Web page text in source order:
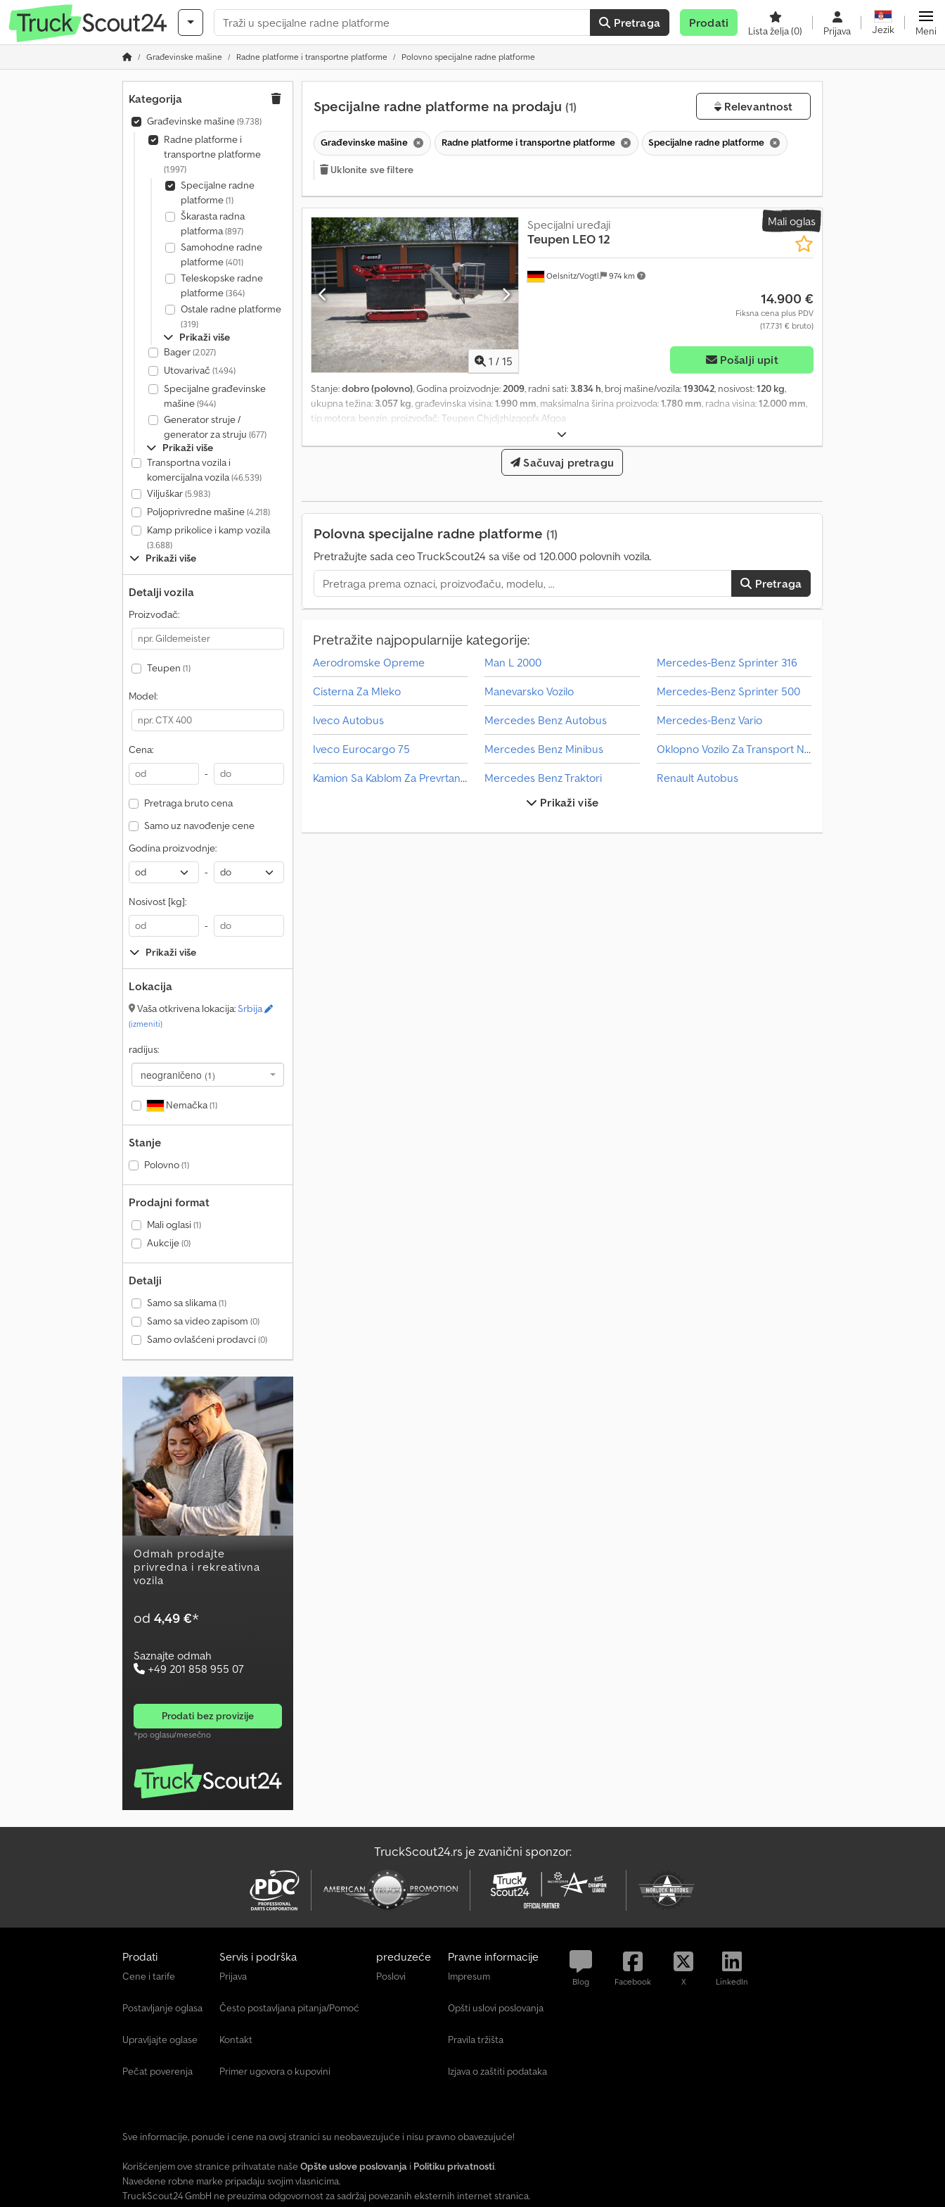
Pretraga Prodati
Lista želja(0) Prijava Jezik Meni
Građevinske mašine Radne platforme i transportne platforme Polovno specijalne radne platforme
Kategorija
Građevinske mašine(9.738)
Radne platforme i
transportne platforme
(1.997)
Specijalne radne
platforme(1)
Škarasta radna
platforma(897)
Samohodne radne
platforme(401)
Teleskopske radne
platforme(364)
Ostale radne platforme
(319)
Prikaži više
Bager(2.027)
Utovarivač (1.494)
Specijalne građevinske
mašine(944)
Generator struje /
generator za struju (677)
Prikaži više
Transportna vozila i
komercijalna vozila(46.539)
Viljuškar(5.983)
Poljoprivredne mašine(4.218)
Kamp prikolice i kamp vozila
(3.688)
Prikaži više
Detalji vozila
Proizvođač:
Teupen (1)
Model:
Cena:
-
Pretraga bruto cena
Samo uz navođenje cene
Godina proizvodnje:
-
Nosivost [kg]:
-
Prikaži više
Lokacija
Vaša otkrivena lokacija:Srbija
(izmeniti)
radijus:
neograničeno (1)
Nemačka(1)
Stanje
Polovno(1)
Prodajni format
Mali oglasi(1)
Aukcije(0)
Detalji
Samo sa slikama(1)
Samo sa video zapisom (0)
Samo ovlašćeni prodavci(0)
Odmah prodajte
privredna i rekreativna
vozila
od 4,49 €*
Saznajte odmah
+49 201 858 955 07
prodati bez provizije
*po oglasu/mesečno
Specijalne radne platforme na prodaju (1) Relevantnost
Građevinske mašine Radne platforme i transportne platforme Specijalne radne platforme
Uklonite sve filtere
Mali oglas
1 / 15
Oelsnitz/Vogtl. 974 km
Specijalni uređaji
Teupen LEO 12
14.900 €
Fiksna cena plus PDV
(17.731 € bruto)
Pošalji upit
Stanje:dobro (polovno), Godina proizvodnje:2009, radni sati: 3.834 h, broj mašine/vozila:193042, nosivost:120 kg,
ukupna težina: 3.057 kg, građevinska visina:1.990 mm, maksimalna širina proizvoda:1.780 mm, radna visina:12.000 mm,
tip motora: benzin, proizvođač: Teupen Chjdjzhizqopfx Afqoa
Sačuvaj pretragu
Polovna specijalne radne platforme (1)
Pretražujte sada ceo TruckScout24 sa više od 120.000 polovnih vozila.
Pretraga
Pretražite najpopularnije kategorije:
Aerodromske Opreme
Cisterna Za Mleko
Iveco Autobus
Iveco Eurocargo 75
Kamion Sa Kablom Za Prevrtanje
Kamion Za Otpad
Man L 2000
Manevarsko Vozilo
Mercedes Benz Autobus
Mercedes Benz Minibus
Mercedes Benz Traktori
Mercedes-Benz Actros
Mercedes-Benz Atego 1200
Mercedes-Benz Sprinter 316
Mercedes-Benz Sprinter 500
Mercedes-Benz Vario
Oklopno Vozilo Za Transport Novca
Renault Autobus
Маневарско Возило
Prikaži više
TruckScout24.rs je zvanični sponzor:
Prodati
Cene i tarife
Postavljanje oglasa
Upravljajte oglase
Pečat poverenja
Servis i podrška
Prijava
Često postavljana pitanja/Pomoć
Kontakt
Primer ugovora o kupovini
preduzeće
Poslovi
Pravne informacije
Impresum
Opšti uslovi poslovanja
Pravila tržišta
Izjava o zaštiti podataka
Blog Facebook X LinkedIn
Sve informacije, ponude i cene na ovoj stranici su neobavezujuće i nisu pravno obavezujuće!
Korišćenjem ove stranice prihvatate naše Opšte uslove poslovanja i Politiku privatnosti.
Navedene robne marke pripadaju svojim vlasnicima.
TruckScout24 GmbH ne preuzima odgovornost za sadržaj povezanih eksternih internet stranica.